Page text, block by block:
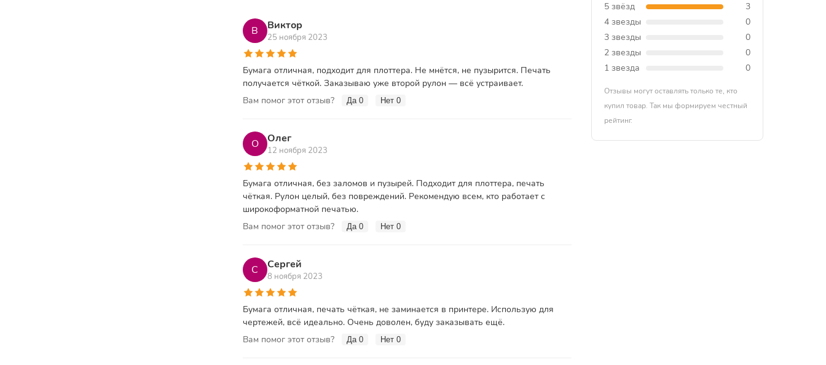
В Виктор
25 ноября 2023
Бумага отличная, подходит для плоттера. Не мнётся, не пузырится. Печать
получается чёткой. Заказываю уже второй рулон — всё устраивает.
Вам помог этот отзыв?
Да 0 Нет 0
О Олег
12 ноября 2023
Бумага отличная, без заломов и пузырей. Подходит для плоттера, печать
чёткая. Рулон целый, без повреждений. Рекомендую всем, кто работает с
широкоформатной печатью.
Вам помог этот отзыв?
Да 0 Нет 0
С Сергей
8 ноября 2023
Бумага отличная, печать чёткая, не заминается в принтере. Использую для
чертежей, всё идеально. Очень доволен, буду заказывать ещё.
Вам помог этот отзыв?
Да 0 Нет 0
5 звёзд
3
4 звезды
0
3 звезды
0
2 звезды
0
1 звезда
0
Отзывы могут оставлять только те, кто
купил товар. Так мы формируем честный
рейтинг.